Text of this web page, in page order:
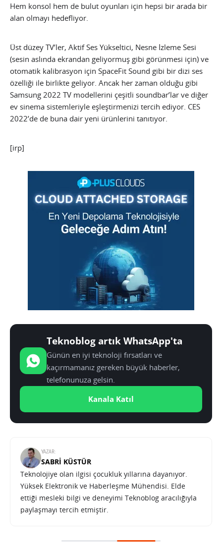
Hem konsol hem de bulut oyunları için hepsi bir arada bir
alan olmayı hedefliyor.
Üst düzey TV’ler, Aktif Ses Yükseltici, Nesne İzleme Sesi
(sesin aslında ekrandan geliyormuş gibi görünmesi için) ve
otomatik kalibrasyon için SpaceFit Sound gibi bir dizi ses
özelliği ile birlikte geliyor. Ancak her zaman olduğu gibi
Samsung 2022 TV modellerini çeşitli soundbar’lar ve diğer
ev sinema sistemleriyle eşleştirmenizi tercih ediyor. CES
2022’de de buna dair yeni ürünlerini tanıtıyor.
[irp]
Teknoblog artık WhatsApp'ta
Günün en iyi teknoloji fırsatları ve
kaçırmamanız gereken büyük haberler,
telefonunuza gelsin.
Kanala Katıl
YAZAR:
SABRI KÜSTÜR
Teknolojiye olan ilgisi çocukluk yıllarına dayanıyor.
Yüksek Elektronik ve Haberleşme Mühendisi. Elde
ettiği mesleki bilgi ve deneyimi Teknoblog aracılığıyla
paylaşmayı tercih etmiştir.